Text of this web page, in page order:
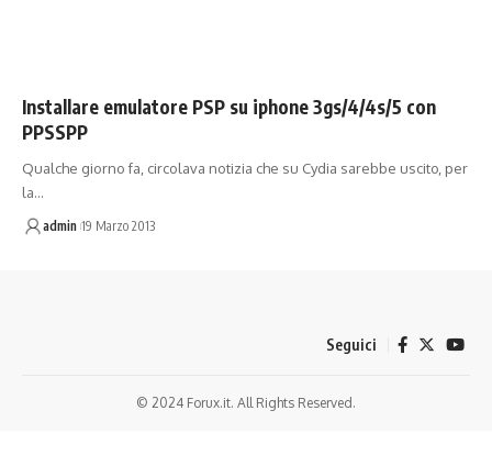
Installare emulatore PSP su iphone 3gs/4/4s/5 con
PPSSPP
Qualche giorno fa, circolava notizia che su Cydia sarebbe uscito, per
la…
admin 19 Marzo 2013
Seguici
© 2024 Forux.it. All Rights Reserved.